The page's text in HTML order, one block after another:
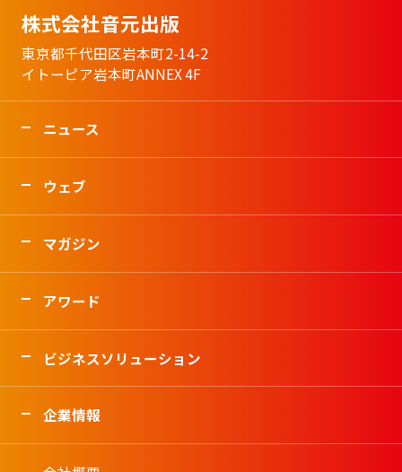
株式会社音元出版
東京都千代田区岩本町2-14-2
イトーピア岩本町ANNEX 4F
ニュース
ウェブ
マガジン
アワード
ビジネスソリューション
企業情報